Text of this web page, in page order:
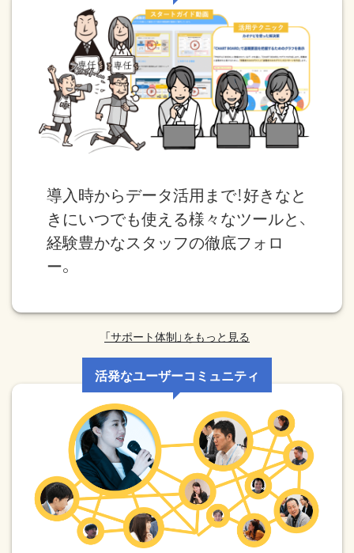
導入時からデータ活用まで！好きなと
きにいつでも使える様々なツールと、
経験豊かなスタッフの徹底フォロ
ー。
「サポート体制」をもっと見る